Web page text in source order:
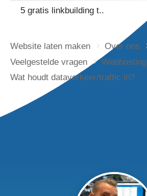
5 gratis linkbuilding t..
Website laten maken
Over ons
Veelgestelde vragen
Webhosting
Wat houdt dataverkeer/traffic in?